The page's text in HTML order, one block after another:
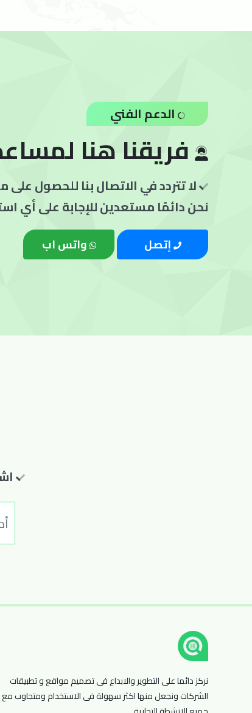
الدعم الفني
فريقنا هنا
لا تتردد في الاتصال بنا للحصول
نحن دائمًا مستعدين للإجابة على أي
إتصل واتس اب
نركز دائما على التطوير والابداع فى تصميم مواقع و تطبيقات
الشركات ونجعل منها اكثر سهولة فى الاستخدام ومتجاوب مع